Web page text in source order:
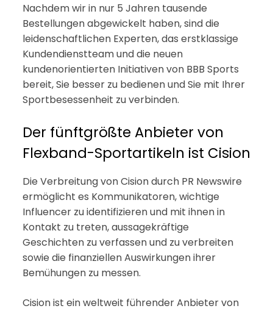
Nachdem wir in nur 5 Jahren tausende
Bestellungen abgewickelt haben, sind die
leidenschaftlichen Experten, das erstklassige
Kundendienstteam und die neuen
kundenorientierten Initiativen von BBB Sports
bereit, Sie besser zu bedienen und Sie mit Ihrer
Sportbesessenheit zu verbinden.
Der fünftgrößte Anbieter von
Flexband-Sportartikeln ist Cision
Die Verbreitung von Cision durch PR Newswire
ermöglicht es Kommunikatoren, wichtige
Influencer zu identifizieren und mit ihnen in
Kontakt zu treten, aussagekräftige
Geschichten zu verfassen und zu verbreiten
sowie die finanziellen Auswirkungen ihrer
Bemühungen zu messen.
Cision ist ein weltweit führender Anbieter von